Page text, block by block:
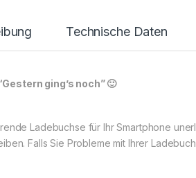
Technische Daten
ging’s noch” 🙂
Ladebuchse für Ihr Smartphone
Falls Sie Probleme mit Ihrer